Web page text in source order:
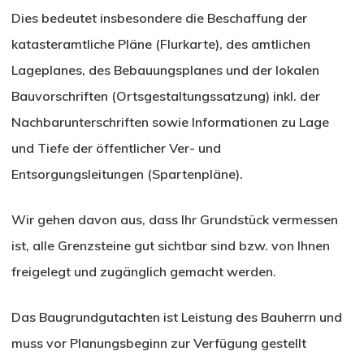
Dies bedeutet insbesondere die Beschaffung der
katasteramtliche Pläne (Flurkarte), des amtlichen
Lageplanes, des Bebauungsplanes und der lokalen
Bauvorschriften (Ortsgestaltungssatzung) inkl. der
Nachbarunterschriften sowie Informationen zu Lage
und Tiefe der öffentlicher Ver- und
Entsorgungsleitungen (Spartenpläne).
Wir gehen davon aus, dass Ihr Grundstück vermessen
ist, alle Grenzsteine gut sichtbar sind bzw. von Ihnen
freigelegt und zugänglich gemacht werden.
Das Baugrundgutachten ist Leistung des Bauherrn und
muss vor Planungsbeginn zur Verfügung gestellt